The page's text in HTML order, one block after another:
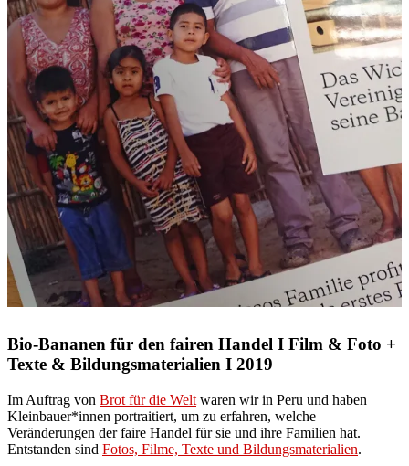
Bio-Bananen für den fairen Handel I Film & Foto +
Texte & Bildungsmaterialien I 2019
Im Auftrag von Brot für die Welt waren wir in Peru und haben
Kleinbauer*innen portraitiert, um zu erfahren, welche
Veränderungen der faire Handel für sie und ihre Familien hat.
Entstanden sind Fotos, Filme, Texte und Bildungsmaterialien.